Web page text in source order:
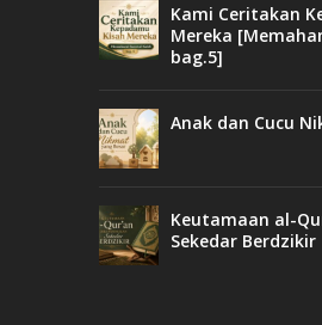
Kami Ceritakan
Mereka
bag.5]
Anak dan Cucu
Keutamaan al-
Sekedar Berdzikir